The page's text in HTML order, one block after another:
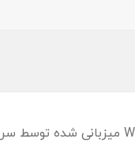
میزبانی شده توسط